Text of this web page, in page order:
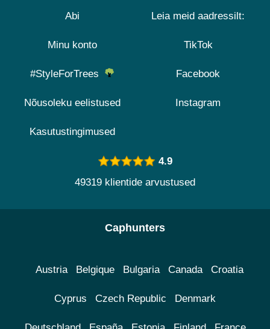
Abi
Minu konto
#StyleForTrees
Nõusoleku eelistused
Kasutustingimused
Leia meid aadressilt:
TikTok
Facebook
Instagram
4.9
49319 klientide arvustused
Caphunters
Austria Belgique Bulgaria Canada Croatia
Cyprus Czech Republic Denmark